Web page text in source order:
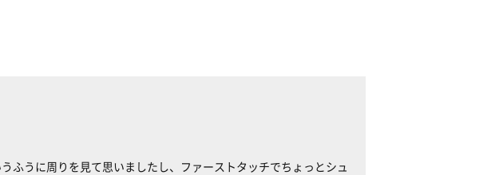
ふうに周りを見て思いましたし、ファーストタッチでちょっとシュ